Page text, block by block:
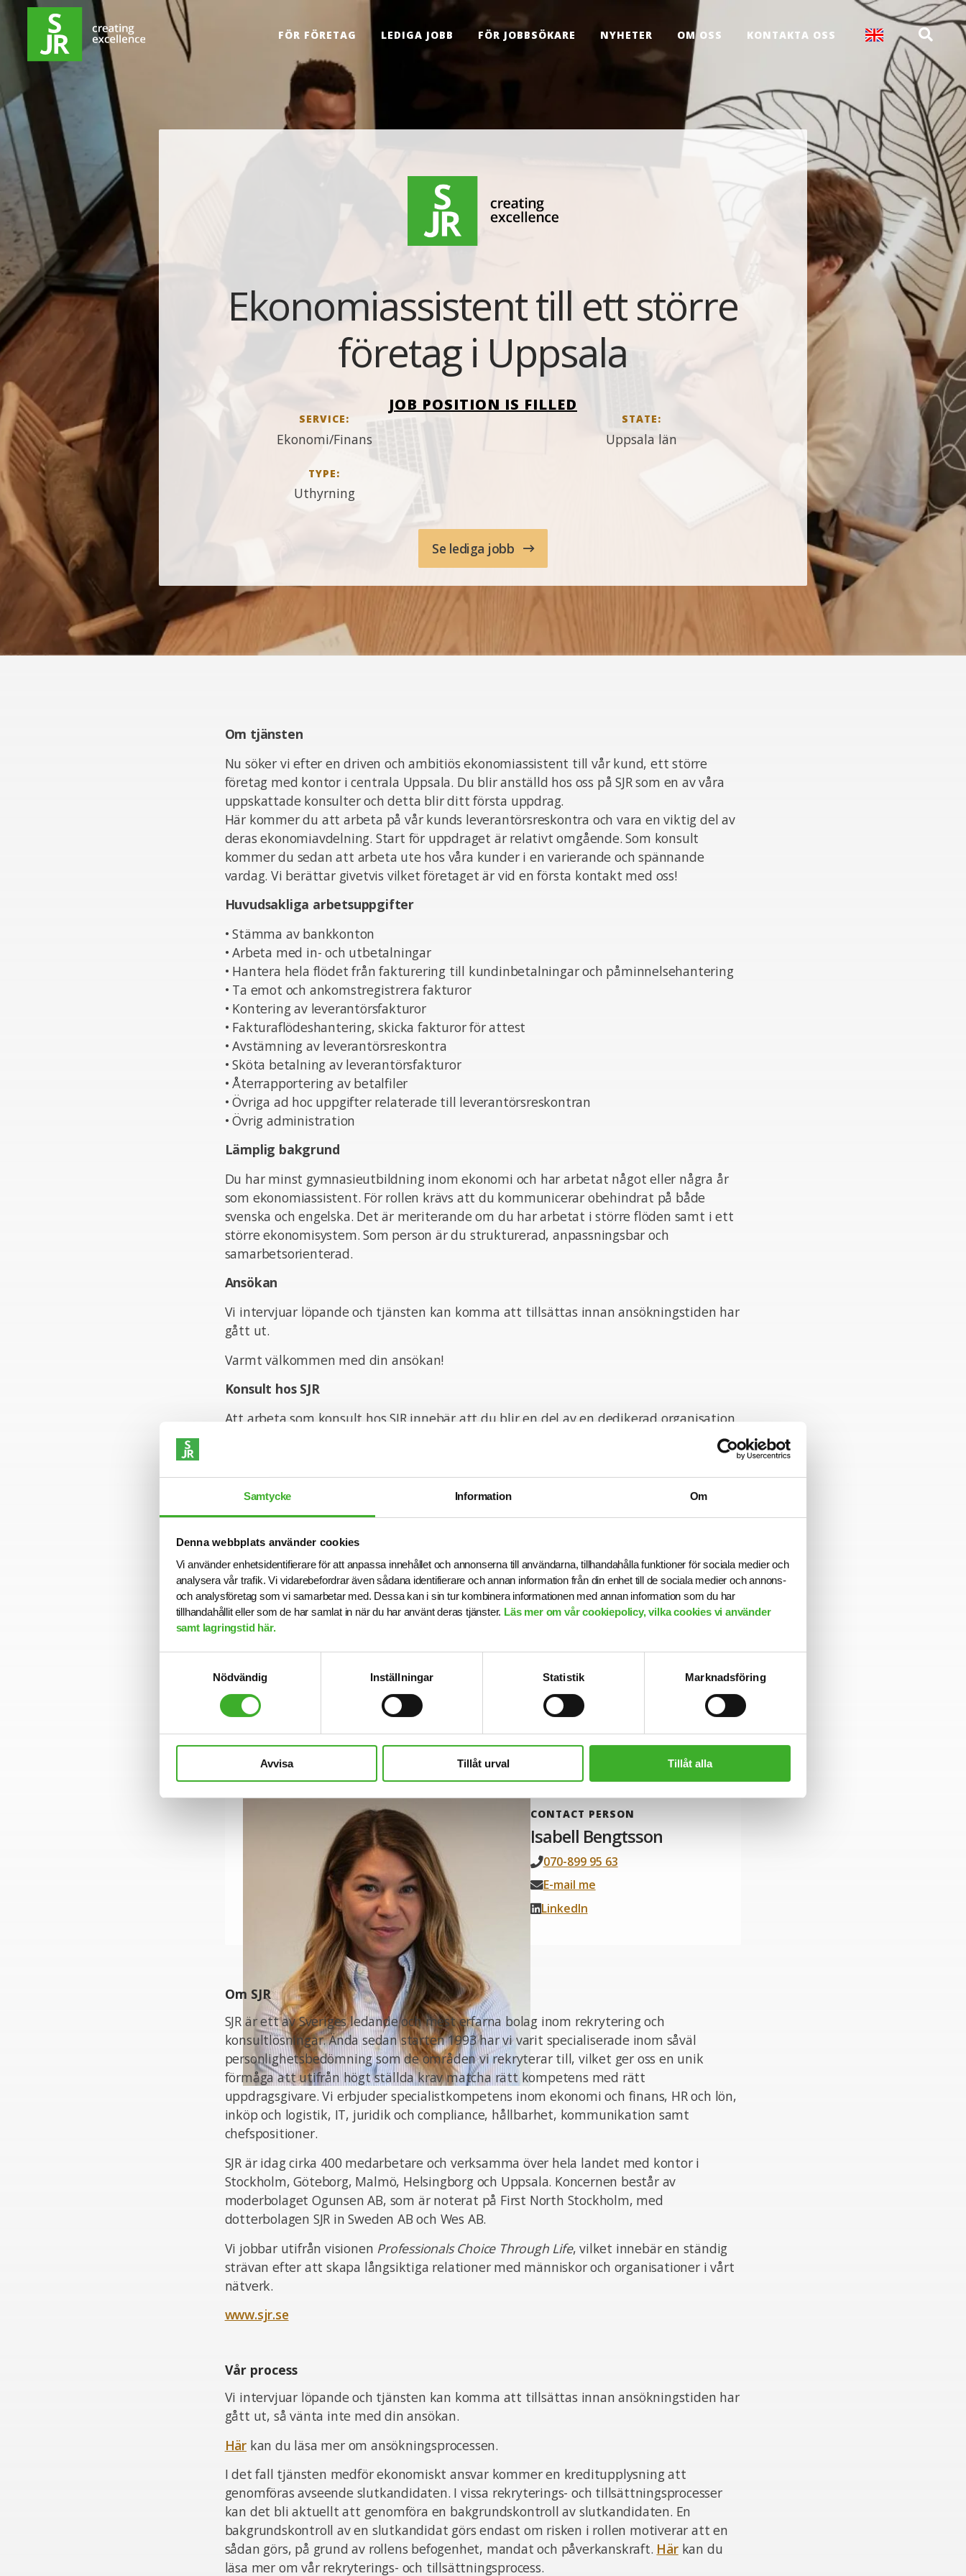
Samtycke Information Om
Denna webbplats använder cookies
Vi använder enhetsidentifierare för att anpassa innehållet och annonserna till användarna, tillhandahålla funktioner för sociala medier och
analysera vår trafik. Vi vidarebefordrar även sådana identifierare och annan information från din enhet till de sociala medier och annons-
och analysföretag som vi samarbetar med. Dessa kan i sin tur kombinera informationen med annan information som du har
tillhandahållit eller som de har samlat in när du har använt deras tjänster. Läs mer om vår cookiepolicy, vilka cookies vi använder
samt lagringstid här.
Nödvändig
Inställningar Statistik Marknadsföring
Avvisa Tillåt urval Tillåt alla
Hoppa till innehåll
FÖR FÖRETAG LEDIGA JOBB FÖR JOBBSÖKARE NYHETER OM OSS KONTAKTA OSS
JOB POSITION IS FILLED
SERVICE:
Ekonomi/Finans
STATE:
Uppsala län
TYPE:
Uthyrning
Ekonomiassistent till ett större
företag i Uppsala
Se lediga jobb
Om tjänsten
Nu söker vi efter en driven och ambitiös ekonomiassistent till vår kund, ett större
företag med kontor i centrala Uppsala. Du blir anställd hos oss på SJR som en av våra
uppskattade konsulter och detta blir ditt första uppdrag.
Här kommer du att arbeta på vår kunds leverantörsreskontra och vara en viktig del av
deras ekonomiavdelning. Start för uppdraget är relativt omgående. Som konsult
kommer du sedan att arbeta ute hos våra kunder i en varierande och spännande
vardag. Vi berättar givetvis vilket företaget är vid en första kontakt med oss!
Huvudsakliga arbetsuppgifter
• Stämma av bankkonton
• Arbeta med in- och utbetalningar
• Hantera hela flödet från fakturering till kundinbetalningar och påminnelsehantering
• Ta emot och ankomstregistrera fakturor
• Kontering av leverantörsfakturor
• Fakturaflödeshantering, skicka fakturor för attest
• Avstämning av leverantörsreskontra
• Sköta betalning av leverantörsfakturor
• Återrapportering av betalfiler
• Övriga ad hoc uppgifter relaterade till leverantörsreskontran
• Övrig administration
Lämplig bakgrund
Du har minst gymnasieutbildning inom ekonomi och har arbetat något eller några år
som ekonomiassistent. För rollen krävs att du kommunicerar obehindrat på både
svenska och engelska. Det är meriterande om du har arbetat i större flöden samt i ett
större ekonomisystem. Som person är du strukturerad, anpassningsbar och
samarbetsorienterad.
Ansökan
Vi intervjuar löpande och tjänsten kan komma att tillsättas innan ansökningstiden har
gått ut.
Varmt välkommen med din ansökan!
Konsult hos SJR
Att arbeta som konsult hos SJR innebär att du blir en del av en dedikerad organisation
yrkesroll och på ett personligt plan. Du får tillgång till vårt stora nätverk av intressanta
företag och uppdragsgivare och därmed en unik möjlighet att ta din karriär till nästa
steg.
Vi på SJR bryr oss om vår personal och tillsammans med oss får du en långsiktig partner
som ger dig trygghet och stöd. Vi är lyhörda för dina behov och du kommer att ha en
nära relation med din konsultchef som stöttar dig i din utveckling.
Se lediga jobb
Linnea Jäverup
E-mail me
CONTACT PERSON
Isabell Bengtsson
070-899 95 63
E-mail me
LinkedIn
Om SJR
SJR är ett av Sveriges ledande och mest erfarna bolag inom rekrytering och
konsultlösningar. Ända sedan starten 1993 har vi varit specialiserade inom såväl
personlighetsbedömning som de områden vi rekryterar till, vilket ger oss en unik
förmåga att utifrån högt ställda krav matcha rätt kompetens med rätt
uppdragsgivare. Vi erbjuder specialistkompetens inom ekonomi och finans, HR och lön,
inköp och logistik, IT, juridik och compliance, hållbarhet, kommunikation samt
chefspositioner.
SJR är idag cirka 400 medarbetare och verksamma över hela landet med kontor i
Stockholm, Göteborg, Malmö, Helsingborg och Uppsala. Koncernen består av
moderbolaget Ogunsen AB, som är noterat på First North Stockholm, med
dotterbolagen SJR in Sweden AB och Wes AB.
Vi jobbar utifrån visionen Professionals Choice Through Life, vilket innebär en ständig
strävan efter att skapa långsiktiga relationer med människor och organisationer i vårt
nätverk.
www.sjr.se
Vår process
Vi intervjuar löpande och tjänsten kan komma att tillsättas innan ansökningstiden har
gått ut, så vänta inte med din ansökan.
Härkan du läsa mer om ansökningsprocessen.
I det fall tjänsten medför ekonomiskt ansvar kommer en kreditupplysning att
genomföras avseende slutkandidaten. I vissa rekryterings- och tillsättningsprocesser
kan det bli aktuellt att genomföra en bakgrundskontroll av slutkandidaten. En
bakgrundskontroll av en slutkandidat görs endast om risken i rollen motiverar att en
sådan görs, på grund av rollens befogenhet, mandat och påverkanskraft. Härkan du
läsa mer om vår rekryterings- och tillsättningsprocess.